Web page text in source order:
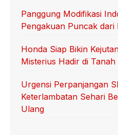
Panggung Modifikasi
Pengakuan Puncak dari
Honda Siap Bikin
Misterius Hadir di
Urgensi Perpanjangan
Keterlambatan Sehari
Ulang